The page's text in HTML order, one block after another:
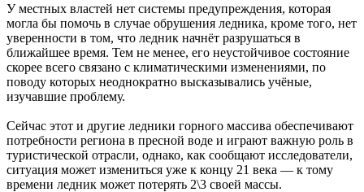
У местных властей нет системы предупреждения, которая
могла бы помочь в случае обрушения ледника, кроме того, нет
уверенности в том, что ледник начнёт разрушаться в
ближайшее время. Тем не менее, его неустойчивое состояние
скорее всего связано с климатическими изменениями, по
поводу которых неоднократно высказывались учёные,
изучавшие проблему.
Сейчас этот и другие ледники горного массива обеспечивают
потребности региона в пресной воде и играют важную роль в
туристической отрасли, однако, как сообщают исследователи,
ситуация может измениться уже к концу 21 века — к тому
времени ледник может потерять 2\3 своей массы.